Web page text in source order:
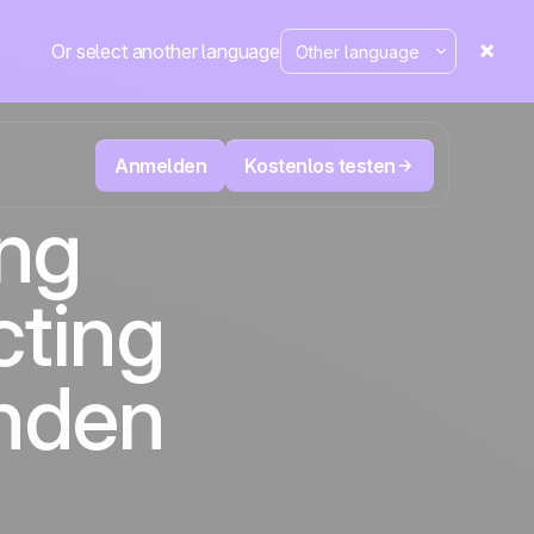
Or select another language
Anmelden Kostenlos testen
User
Die CRM- und Marketing-
Automatisierungsplattform
im
mehr
Televertrieb & Telemarketing
Verfolgen Sie jeden Anruf, priorisieren Sie
die richtigen Leads und wissen Sie immer,
was als Nächstes zu tun ist.
Positive
in den
Nachrichten